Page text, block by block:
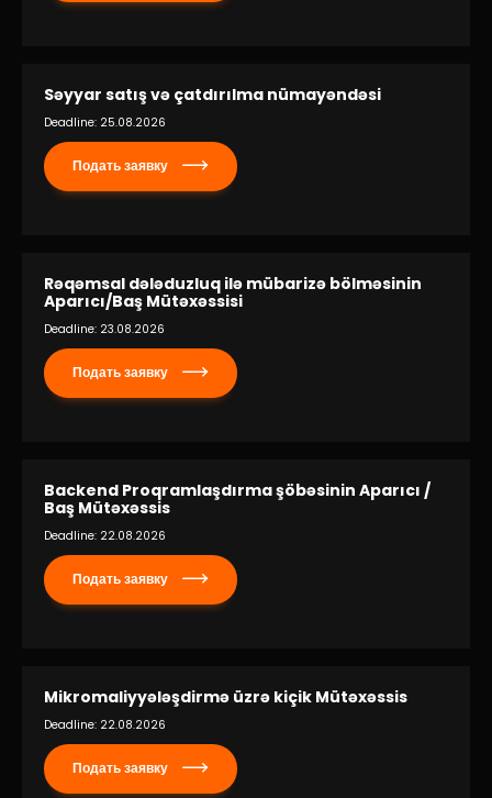
Səyyar satış və çatdırılma nümayəndəsi
Deadline: 25.08.2026
Подать заявку
Rəqəmsal dələduzluq ilə mübarizə bölməsinin
Aparıcı/Baş Mütəxəssisi
Deadline: 23.08.2026
Подать заявку
Backend Proqramlaşdırma şöbəsinin Aparıcı /
Baş Mütəxəssis
Deadline: 22.08.2026
Подать заявку
Mikromaliyyələşdirmə üzrə kiçik Mütəxəssis
Deadline: 22.08.2026
Подать заявку